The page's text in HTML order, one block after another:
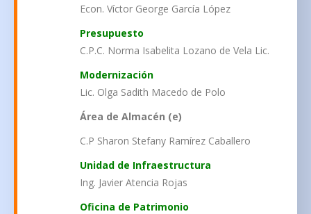
Econ. Víctor George García López
Presupuesto
C.P.C. Norma Isabelita Lozano de Vela Lic.
Modernización
Lic. Olga Sadith Macedo de Polo
Área de Almacén (e)
C.P Sharon Stefany Ramírez Caballero
Unidad de Infraestructura
Ing. Javier Atencia Rojas
Oficina de Patrimonio